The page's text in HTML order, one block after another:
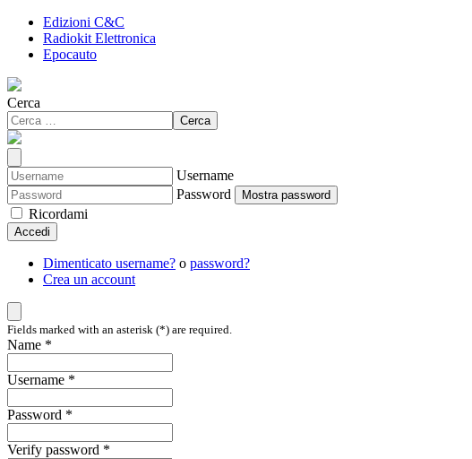
Edizioni C&C
Radiokit Elettronica
Epocauto
Cerca
Cerca
Username
Password
Mostra password
Ricordami
Accedi
Dimenticato username? o password?
Crea un account
Fields marked with an asterisk (*) are required.
Name *
Username *
Password *
Verify password *